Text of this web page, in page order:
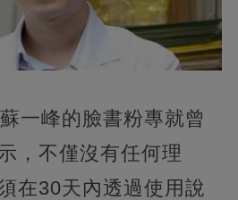
一峰的臉書粉專就曾
，不僅沒有任何理
在30天內透過使用說